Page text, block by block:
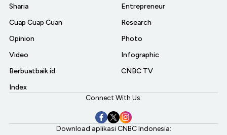
Sharia
Cuap Cuap Cuan
Opinion
Video
Berbuatbaik.id
Index
Entrepreneur
Research
Photo
Infographic
CNBC TV
Connect With Us:
Download aplikasi CNBC Indonesia: